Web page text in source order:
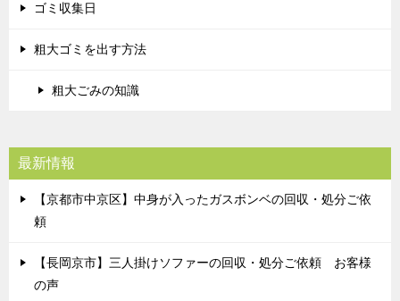
ゴミ収集日
粗大ゴミを出す方法
粗大ごみの知識
最新情報
【京都市中京区】中身が入ったガスボンベの回収・処分ご依
頼
【長岡京市】三人掛けソファーの回収・処分ご依頼 お客様
の声